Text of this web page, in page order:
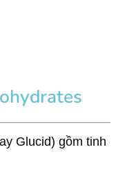
Glucid) gồm tinh